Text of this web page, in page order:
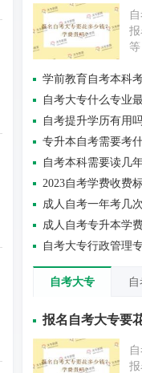
实
学前教育自考本科
自考大专什么专业
自考提升学历有用
专升本自考需要考
自考本科需要读几
2023自考学费收费
成人自考一年考几
成人自考专升本学
自考大专行政管理
自考大专
报名自考大专要